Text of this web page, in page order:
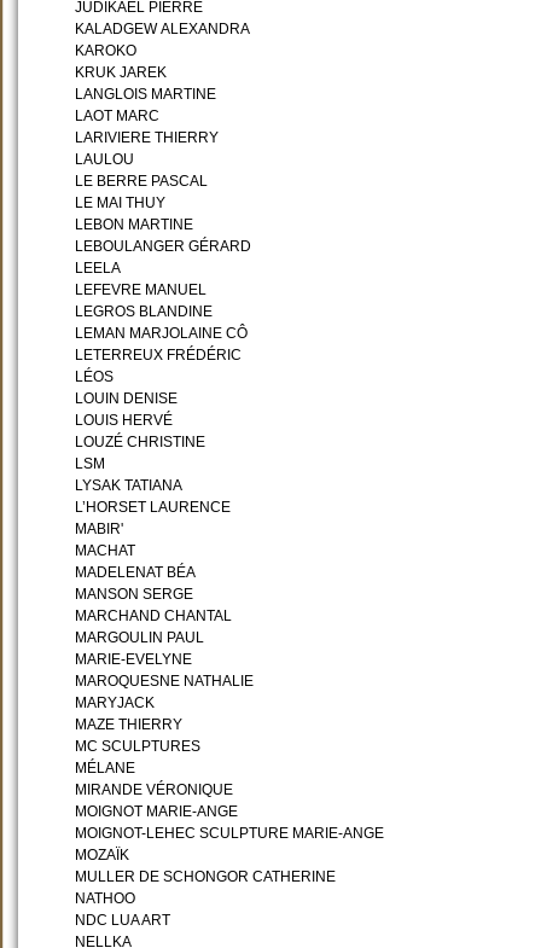
JUDIKAEL PIERRE
KALADGEW ALEXANDRA
KAROKO
KRUK JAREK
LANGLOIS MARTINE
LAOT MARC
LARIVIERE THIERRY
LAULOU
LE BERRE PASCAL
LE MAI THUY
LEBON MARTINE
LEBOULANGER GÉRARD
LEELA
LEFEVRE MANUEL
LEGROS BLANDINE
LEMAN MARJOLAINE CÔ
LETERREUX FRÉDÉRIC
LÉOS
LOUIN DENISE
LOUIS HERVÉ
LOUZÉ CHRISTINE
LSM
LYSAK TATIANA
L’HORSET LAURENCE
MABIR'
MACHAT
MADELENAT BÉA
MANSON SERGE
MARCHAND CHANTAL
MARGOULIN PAUL
MARIE-EVELYNE
MAROQUESNE NATHALIE
MARYJACK
MAZE THIERRY
MC SCULPTURES
MÉLANE
MIRANDE VÉRONIQUE
MOIGNOT MARIE-ANGE
MOIGNOT-LEHEC SCULPTURE MARIE-ANGE
MOZAÏK
MULLER DE SCHONGOR CATHERINE
NATHOO
NDC LUA ART
NELLKA